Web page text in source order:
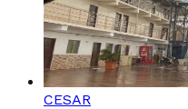
CESAR